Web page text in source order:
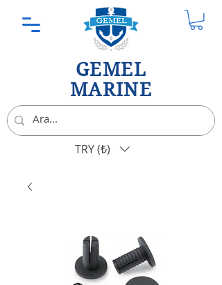
TRY (₺)
GEMEL
MARINE